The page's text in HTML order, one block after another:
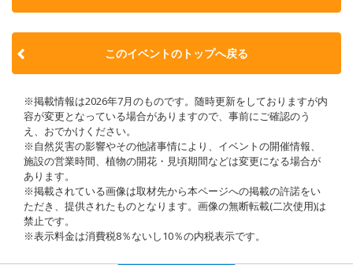
このイベントのトップへ戻る
※掲載情報は2026年7月のものです。随時更新をしておりますが内
容が変更となっている場合がありますので、事前にご確認のう
え、おでかけください。
※自然災害の影響やその他諸事情により、イベントの開催情報、
施設の営業時間、植物の開花・見頃期間などは変更になる場合が
あります。
※掲載されている画像は取材先から本ページへの掲載の許諾をい
ただき、提供されたものとなります。画像の無断転載(二次使用)は
禁止です。
※表示料金は消費税8％ないし10％の内税表示です。